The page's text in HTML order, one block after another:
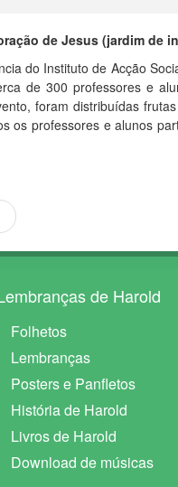
de Jesus (jardim de
do Instituto de Acção
de 300 professores e
foram distribuídas
professores e alunos
de Harold
Folhetos
Lembranças
Posters e Panfletos
História de Harold
Livros de Harold
Download de músicas